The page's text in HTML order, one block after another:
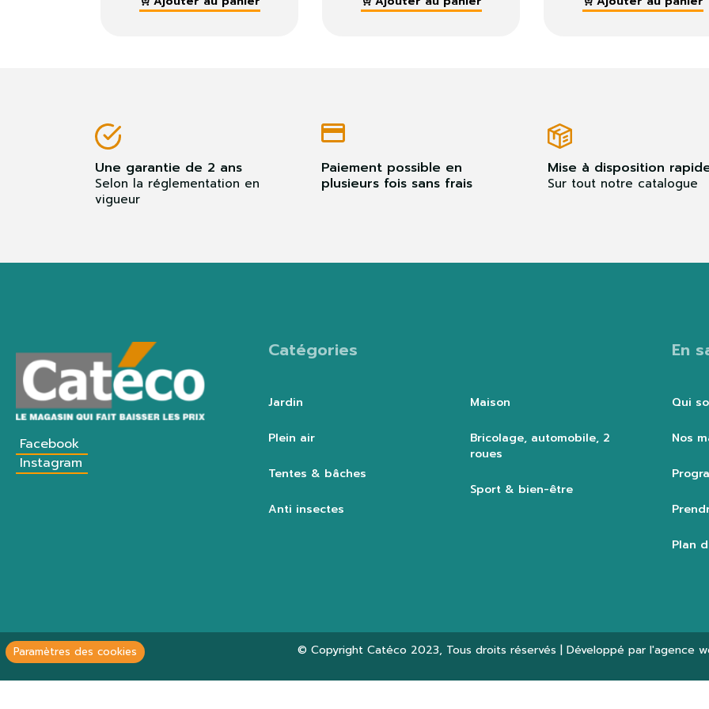
Une garantie de 2 ans
Selon la réglementation en
vigueur
Paiement possible en
plusieurs fois sans frais
Mise à disposition
Sur tout notre catalogue
Facebook
Instagram
Catégories
Jardin
Plein air
Tentes & bâches
Anti insectes
Maison
Bricolage, automobile, 2
roues
Sport & bien-être
En
Qui
Nos
Plan
© Copyright Catéco 2023, Tous droits réservés | Développé par l'agence
Paramètres des cookies